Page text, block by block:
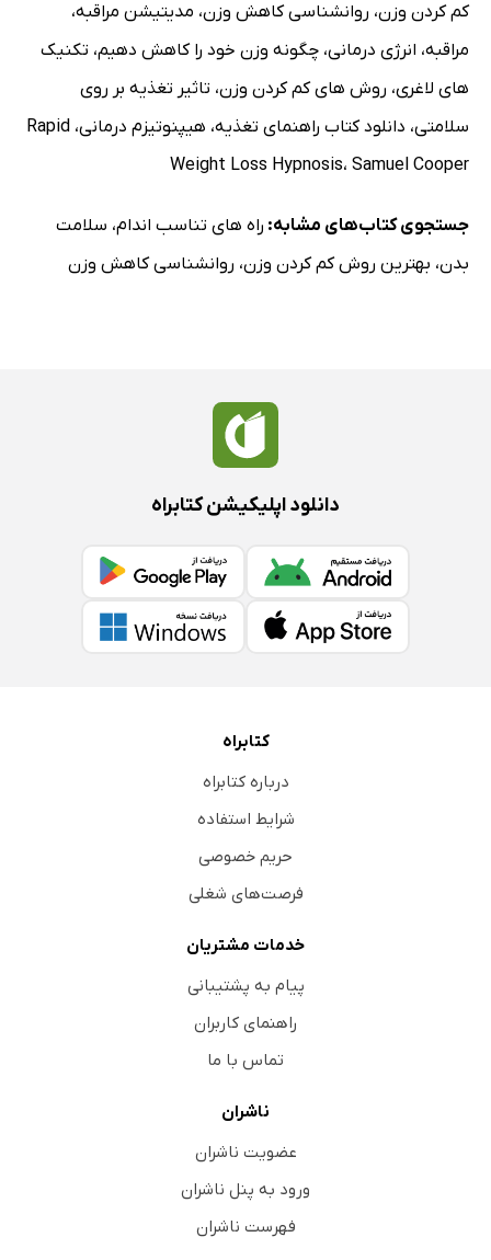
کم کردن وزن، روانشناسی کاهش وزن، مدیتیشن مراقبه،
مراقبه، انرژی درمانی، چگونه وزن خود را کاهش دهیم، تکنیک
های لاغری، روش های کم کردن وزن، تاثیر تغذیه بر روی
سلامتی، دانلود کتاب راهنمای تغذیه، هیپنوتیزم درمانی، Rapid
Weight Loss Hypnosis، Samuel Cooper
جستجوی کتاب‌های مشابه: راه های تناسب اندام، سلامت
بدن، بهترین روش کم کردن وزن، روانشناسی کاهش وزن
دانلود اپلیکیشن کتابراه
کتابراه
درباره کتابراه
شرایط استفاده
حریم خصوصی
فرصت‌های شغلی
خدمات مشتریان
پیام به پشتیبانی
راهنمای کاربران
تماس با ما
ناشران
عضویت ناشران
ورود به پنل ناشران
فهرست ناشران